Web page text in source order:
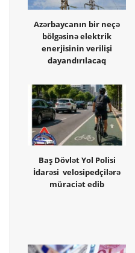
Azərbaycanın bir neçə
bölgəsinə elektrik
enerjisinin verilişi
dayandırılacaq
Baş Dövlət Yol Polisi
İdarəsi velosipedçilərə
müraciət edib